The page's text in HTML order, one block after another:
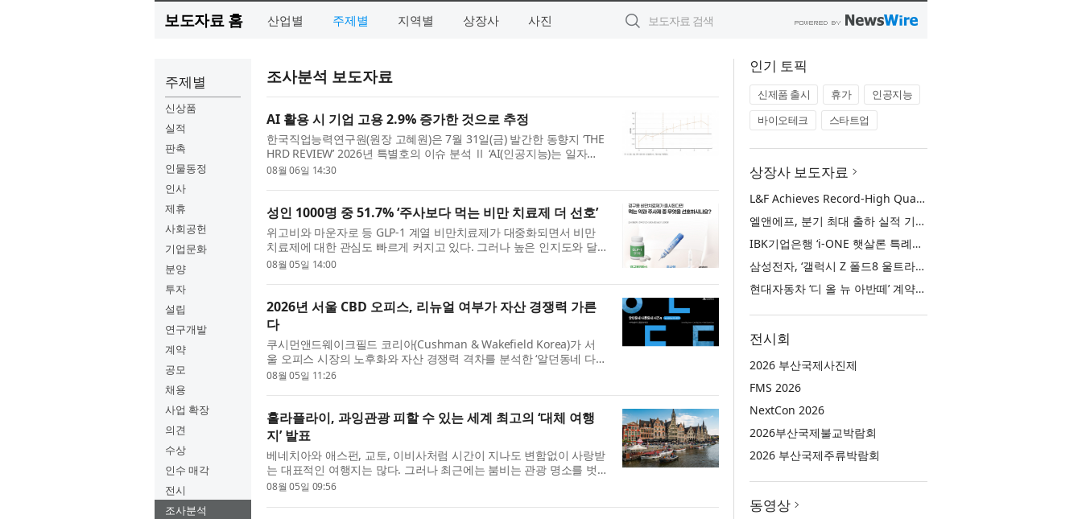
보도자료 홈 산업별 주제별 지역별 상장사 사진
주제별
신상품
실적
판촉
인물동정
인사
제휴
사회공헌
기업문화
분양
투자
설립
연구개발
계약
공모
채용
사업 확장
의견
수상
인수 매각
전시
조사분석
조사분석 보도자료
AI 활용 시 기업 고용 2.9% 증가한 것으로 추정
한국직업능력연구원(원장 고혜원)은 7월 31일(금) 발간한 동향지 ‘THE
HRD REVIEW’ 2026년 특별호의 이슈 분석 Ⅱ ‘AI(인공지능)는 일자리
를 줄이는가 - ‘기업활동조사’ 패널로 본 AI 활용의 고용 효과’를 통해
08월 06일 14:30
성인 1000명 중 51.7% ‘주사보다 먹는 비만 치료제 더 선호’
위고비와 마운자로 등 GLP-1 계열 비만치료제가 대중화되면서 비만
치료제에 대한 관심도 빠르게 커지고 있다. 그러나 높은 인지도와 달
리 실제 사용에는 여전히 신중한 태도를 보이는 소비자가 많은 것으로
08월 05일 14:00
2026년 서울 CBD 오피스, 리뉴얼 여부가 자산 경쟁력 가른
다
쿠시먼앤드웨이크필드 코리아(Cushman & Wakefield Korea)가 서
울 오피스 시장의 노후화와 자산 경쟁력 격차를 분석한 ‘알던동네 다
른동네’ 시즌4 오피스 리뉴얼편을 발표했다. 이번 보고서는 쿠시먼앤
08월 05일 11:26
홀라플라이, 과잉관광 피할 수 있는 세계 최고의 ‘대체 여행
지’ 발표
베네치아와 애스펀, 교토, 이비사처럼 시간이 지나도 변함없이 사랑받
는 대표적인 여행지는 많다. 그러나 최근에는 붐비는 관광 명소를 벗
어나려는 여행 수요도 빠르게 증가하고 있다. 점점 더 많은 여행객이
08월 05일 09:56
인기 토픽
신제품 출시 휴가
인공지능
바이오테크
스타트업
상장사 보도자료
L&F Achieves Record-High Quarterly Shipments, Begins LFP Supply for North American ESS in Q3 Advancing its Two-Track NCM and LFP Growth Strategy
엘앤에프, 분기 최대 출하 실적 기록… 3분기 북미 ESS향 LFP 공급 착수 NCM+LFP ‘2-Track’ 성장 전략 실현
IBK기업은행 ‘i-ONE 햇살론 특례보증’ 출시
삼성전자, ‘갤럭시 Z 폴드8 울트라·폴드8·플립8’과 ‘갤럭시 워치 울트라2·워치9’ 국내 공식 출시
현대자동차 ‘디 올 뉴 아반떼’ 계약 첫날 1만 대 돌파
전시회
2026 부산국제사진제
FMS 2026
NextCon 2026
2026부산국제불교박람회
2026 부산국제주류박람회
동영상